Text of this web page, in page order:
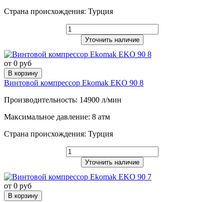
Страна происхождения: Турция
Уточнить наличие
от 0 руб
В корзину
Винтовой компрессор Ekomak EKO 90 8
Производительность: 14900 л/мин
Максимальное давление: 8 атм
Страна происхождения: Турция
Уточнить наличие
от 0 руб
В корзину